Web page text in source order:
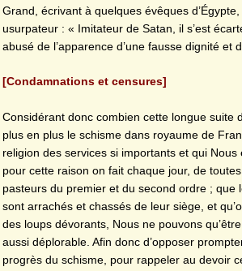
Grand, écrivant à quelques évêques
usurpateur : « Imitateur de Satan, il s’est
abusé de l’apparence d’une fausse dignité et
[Condamnations et censures]
Considérant donc combien cette longue suite
plus en plus le schisme dans royaume de
religion des services si importants et qui
pour cette raison on fait chaque jour, de
pasteurs du premier et du second ordre ; que
sont arrachés et chassés de leur siège, et
des loups dévorants, Nous ne pouvons
aussi déplorable. Afin donc d’opposer
progrès du schisme, pour rappeler au devoir